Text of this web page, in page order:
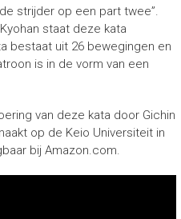
strijder op een part twee”.
staat deze kata
bestaat uit 26 bewegingen en
is in de vorm van een
van deze kata door Gichin
op de Keio Universiteit in
bij Amazon.com.